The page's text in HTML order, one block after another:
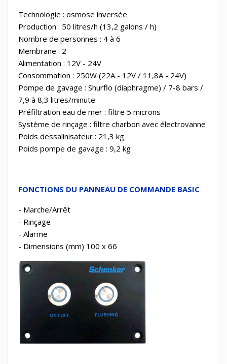
Technologie : osmose inversée
Production : 50 litres/h (13,2 galons / h)
Nombre de personnes : 4 à 6
Membrane : 2
Alimentation : 12V - 24V
Consommation : 250W (22A - 12V / 11,8A - 24V)
Pompe de gavage : Shurflo (diaphragme) / 7-8 bars /
7,9 à 8,3 litres/minute
Préfiltration eau de mer : filtre 5 microns
Système de rinçage : filtre charbon avec électrovanne
Poids dessalinisateur : 21,3 kg
Poids pompe de gavage : 9,2 kg
FONCTIONS DU PANNEAU DE COMMANDE BASIC
- Marche/Arrêt
- Rinçage
- Alarme
- Dimensions (mm) 100 x 66